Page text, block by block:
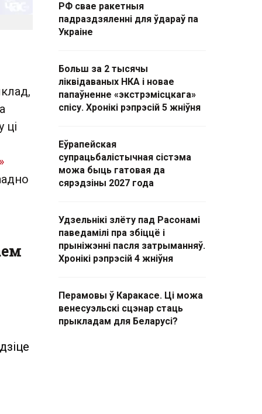
ці
РФ свае ракетныя
падраздзяленні для ўдараў па
Украіне
Больш за 2 тысячы
ліквідаваных НКА і новае
папаўненне «экстрэмісцкага»
спісу. Хронікі рэпрэсій 5 жніўня
Еўрапейская
супрацьбалістычная сістэма
можа быць гатовая да
сярэдзіны 2027 года
Удзельнікі злёту пад Расонамі
паведамілі пра збіццё і
прыніжэнні пасля затрыманняў.
Хронікі рэпрэсій 4 жніўня
Перамовы ў Каракасе. Ці можа
венесуэльскі сцэнар стаць
прыкладам для Беларусі?